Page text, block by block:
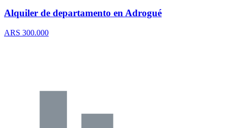
Alquiler de departamento en Adrogué
ARS 300.000